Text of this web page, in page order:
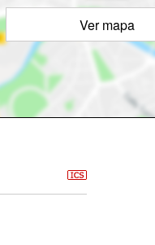
Ver mapa